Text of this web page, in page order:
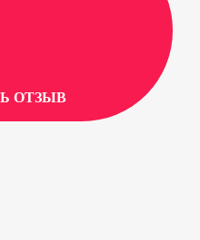
ОТЗЫВ